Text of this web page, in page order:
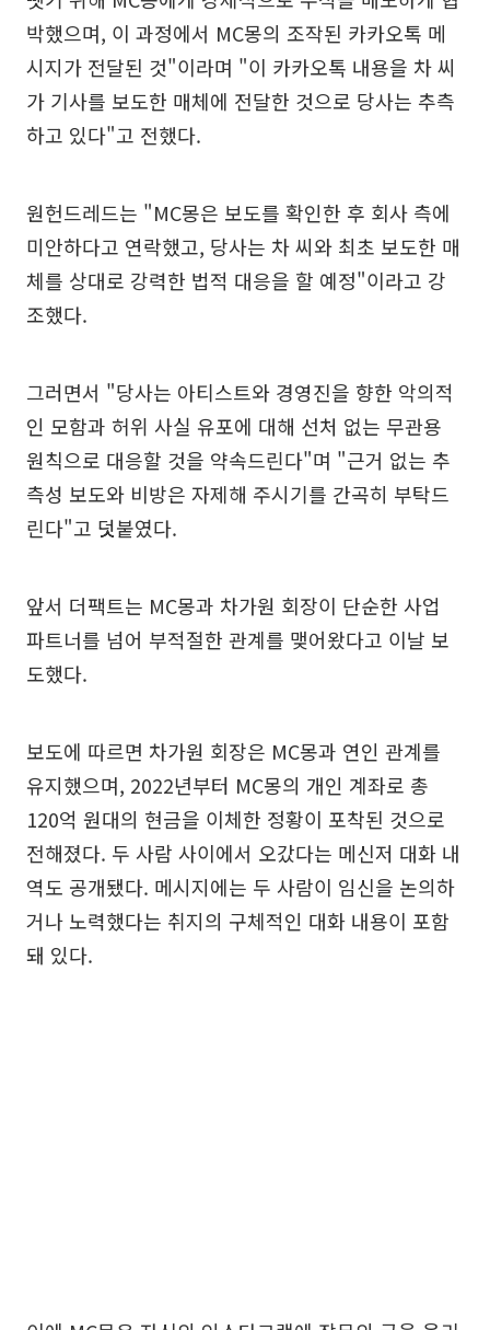
박했으며, 이 과정에서 MC몽의 조작된 카카오톡 메
시지가 전달된 것"이라며 "이 카카오톡 내용을 차 씨
가 기사를 보도한 매체에 전달한 것으로 당사는 추측
하고 있다"고 전했다.
원헌드레드는 "MC몽은 보도를 확인한 후 회사 측에
미안하다고 연락했고, 당사는 차 씨와 최초 보도한 매
체를 상대로 강력한 법적 대응을 할 예정"이라고 강
조했다.
그러면서 "당사는 아티스트와 경영진을 향한 악의적
인 모함과 허위 사실 유포에 대해 선처 없는 무관용
원칙으로 대응할 것을 약속드린다"며 "근거 없는 추
측성 보도와 비방은 자제해 주시기를 간곡히 부탁드
린다"고 덧붙였다.
앞서 더팩트는 MC몽과 차가원 회장이 단순한 사업
파트너를 넘어 부적절한 관계를 맺어왔다고 이날 보
도했다.
보도에 따르면 차가원 회장은 MC몽과 연인 관계를
유지했으며, 2022년부터 MC몽의 개인 계좌로 총
120억 원대의 현금을 이체한 정황이 포착된 것으로
전해졌다. 두 사람 사이에서 오갔다는 메신저 대화 내
역도 공개됐다. 메시지에는 두 사람이 임신을 논의하
거나 노력했다는 취지의 구체적인 대화 내용이 포함
돼 있다.